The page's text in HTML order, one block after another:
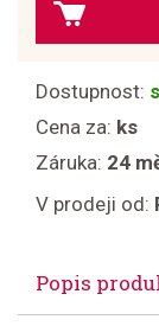
Dostupnost:
Cena za: ks
Záruka: 24
V prodeji od:
Popis